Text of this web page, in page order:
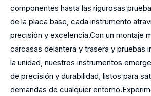
componentes hasta las rigurosas
de la placa base, cada instrumento
precisión y excelencia.Con un montaje
carcasas delantera y trasera y pruebas
la unidad, nuestros instrumentos
de precisión y durabilidad, listos para
demandas de cualquier